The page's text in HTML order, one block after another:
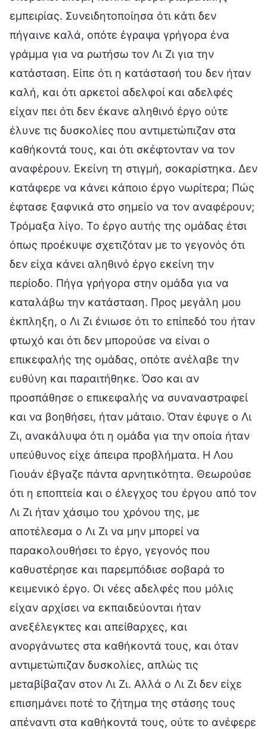
εμπειρίας. Συνειδητοποίησα ότι κάτι δεν
πήγαινε καλά, οπότε έγραψα γρήγορα ένα
γράμμα για να ρωτήσω τον Λι Ζι για την
κατάσταση. Είπε ότι η κατάστασή του δεν ήταν
καλή, και ότι αρκετοί αδελφοί και αδελφές
είχαν πει ότι δεν έκανε αληθινό έργο ούτε
έλυνε τις δυσκολίες που αντιμετώπιζαν στα
καθήκοντά τους, και ότι σκέφτονταν να τον
αναφέρουν. Εκείνη τη στιγμή, σοκαρίστηκα. Δεν
κατάφερε να κάνει κάποιο έργο νωρίτερα; Πώς
έφτασε ξαφνικά στο σημείο να τον αναφέρουν;
Τρόμαξα λίγο. Το έργο αυτής της ομάδας έτσι
όπως προέκυψε σχετιζόταν με το γεγονός ότι
δεν είχα κάνει αληθινό έργο εκείνη την
περίοδο. Πήγα γρήγορα στην ομάδα για να
καταλάβω την κατάσταση. Προς μεγάλη μου
έκπληξη, ο Λι Ζι ένιωσε ότι το επίπεδό του ήταν
φτωχό και ότι δεν μπορούσε να είναι ο
επικεφαλής της ομάδας, οπότε ανέλαβε την
ευθύνη και παραιτήθηκε. Όσο και αν
προσπάθησε ο επικεφαλής να συναναστραφεί
και να βοηθήσει, ήταν μάταιο. Όταν έφυγε ο Λι
Ζι, ανακάλυψα ότι η ομάδα για την οποία ήταν
υπεύθυνος είχε άπειρα προβλήματα. Η Λου
Γιουάν έβγαζε πάντα αρνητικότητα. Θεωρούσε
ότι η εποπτεία και ο έλεγχος του έργου από τον
Λι Ζι ήταν χάσιμο του χρόνου της, με
αποτέλεσμα ο Λι Ζι να μην μπορεί να
παρακολουθήσει το έργο, γεγονός που
καθυστέρησε και παρεμπόδισε σοβαρά το
κειμενικό έργο. Οι νέες αδελφές που μόλις
είχαν αρχίσει να εκπαιδεύονται ήταν
ανεξέλεγκτες και απείθαρχες, και
ανοργάνωτες στα καθήκοντά τους, και όταν
αντιμετώπιζαν δυσκολίες, απλώς τις
μεταβίβαζαν στον Λι Ζι. Αλλά ο Λι Ζι δεν είχε
επισημάνει ποτέ το ζήτημα της στάσης τους
απέναντι στα καθήκοντά τους, ούτε το ανέφερε